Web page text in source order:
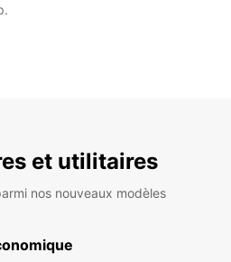
et utilitaires
nos nouveaux modèles